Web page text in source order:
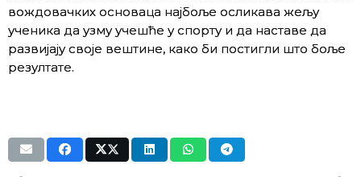
вождовачких основаца најбоље осликава жељу
ученика да узму учешће у спорту и да наставе да
развијају своје вештине, како би постигли што боље
резултате.